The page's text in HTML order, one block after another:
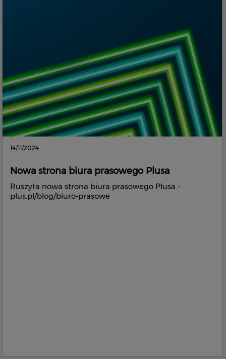
14/11/2024
Nowa strona biura prasowego Plusa
Ruszyła nowa strona biura prasowego Plusa -
plus.pl/blog/biuro-prasowe